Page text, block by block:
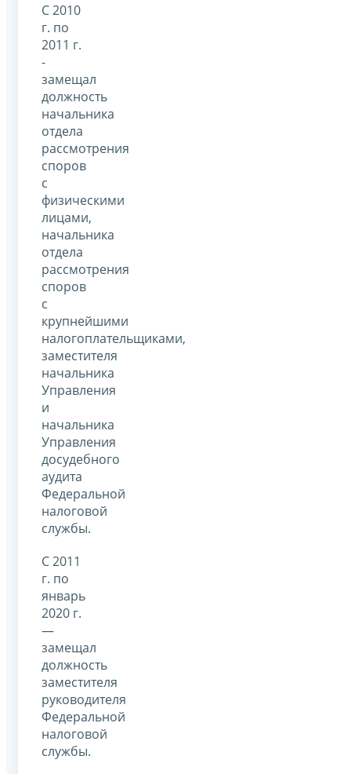
С 2010
г. по
2011 г.
-
замещал
должность
начальника
отдела
рассмотрения
споров
с
физическими
лицами,
начальника
отдела
рассмотрения
споров
с
крупнейшими
налогоплательщиками,
заместителя
начальника
Управления
и
начальника
Управления
досудебного
аудита
Федеральной
налоговой
службы.
С 2011
г. по
январь
2020 г.
—
замещал
должность
заместителя
руководителя
Федеральной
налоговой
службы.